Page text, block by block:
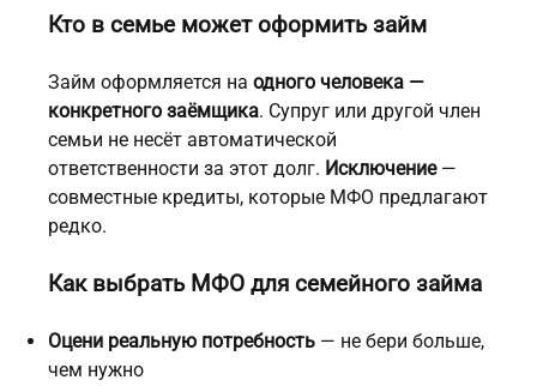
Кто в семье может оформить займ
Займ оформляется на одного человека —
конкретного заёмщика. Супруг или другой член
семьи не несёт автоматической
ответственности за этот долг. Исключение—
совместные кредиты, которые МФО предлагают
редко.
Как выбрать МФО для семейного займа
Оцени реальную потребность — не бери больше,
чем нужно